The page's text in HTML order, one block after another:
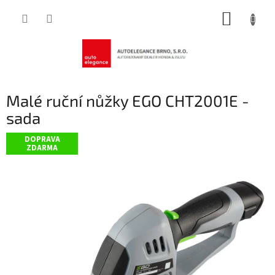
Malé ruční nůžky EGO CHT2001E -
sada
DOPRAVA
ZDARMA